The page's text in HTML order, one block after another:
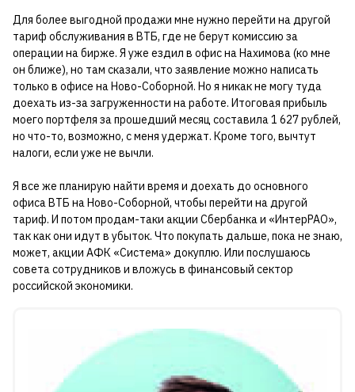
Для более выгодной продажи мне нужно перейти на другой
тариф обслуживания в ВТБ, где не берут комиссию за
операции на бирже. Я уже ездил в офис на Нахимова (ко мне
он ближе), но там сказали, что заявление можно написать
только в офисе на Ново-Соборной. Но я никак не могу туда
доехать из-за загруженности на работе. Итоговая прибыль
моего портфеля за прошедший месяц составила 1 627 рублей,
но что-то, возможно, с меня удержат. Кроме того, вычтут
налоги, если уже не вычли.
Я все же планирую найти время и доехать до основного
офиса ВТБ на Ново-Соборной, чтобы перейти на другой
тариф. И потом продам-таки акции Сбербанка и «ИнтерРАО»,
так как они идут в убыток. Что покупать дальше, пока не знаю,
может, акции АФК «Система» докуплю. Или послушаюсь
совета сотрудников и вложусь в финансовый сектор
российской экономики.